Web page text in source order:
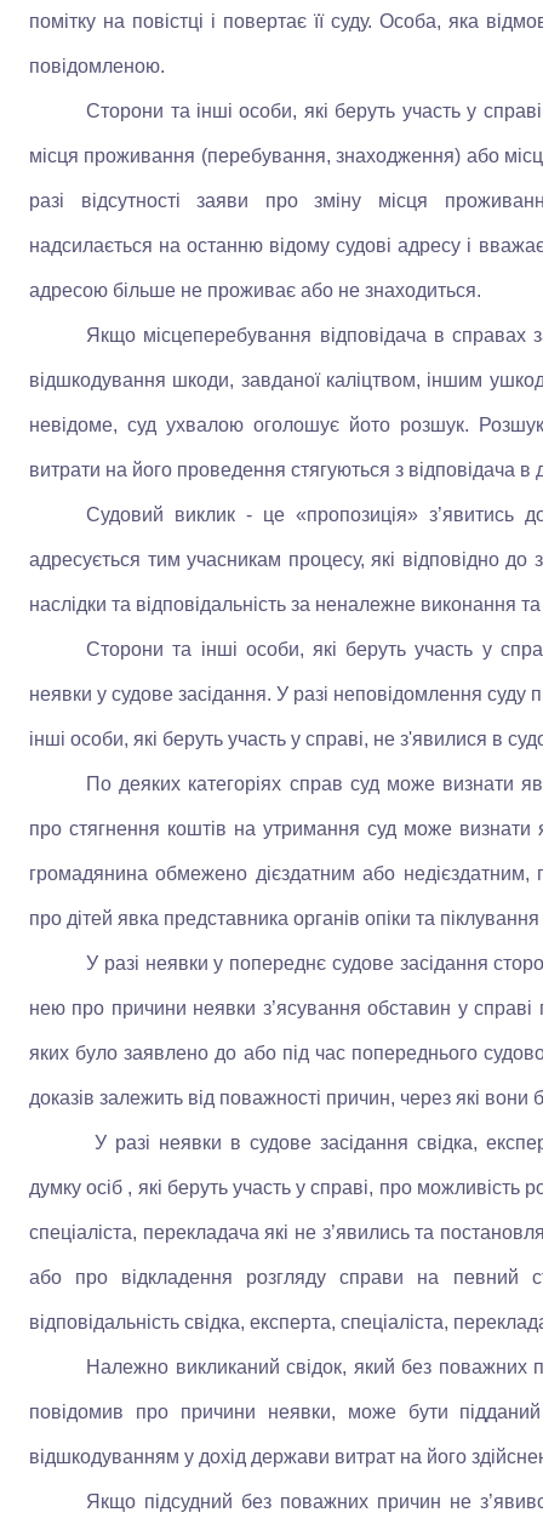
помітку на повістці і повертає її суду. Особа, яка
повідомленою.
Сторони та інші особи, які беруть участь у
місця проживання (перебування, знаходження) або
разі відсутності заяви про зміну місця
надсилається на останню відому судові адресу і
адресою більше не проживає або не знаходиться.
Якщо місцеперебування відповідача в справах
відшкодування шкоди, завданої каліцтвом, іншим
невідоме, суд ухвалою оголошує йото розшук.
витрати на його проведення стягуються з відповідача
Судовий виклик - це «пропозиція» з’явитись
адресується тим учасникам процесу, які відповідно до
наслідки та відповідальність за неналежне виконання
Сторони та інші особи, які беруть участь у
неявки у судове засідання. У разі неповідомлення
інші особи, які беруть участь у справі, не з'явилися в
По деяких категоріях справ суд може визнати
про стягнення коштів на утримання суд може визнати
громадянина обмежено дієздатним або недієздатним,
про дітей явка представника органів опіки та
У разі неявки у попереднє судове засідання
нею про причини неявки з’ясування обставин у справі
яких було заявлено до або під час попереднього
доказів залежить від поважності причин, через які вони
У разі неявки в судове засідання свідка,
думку осіб , які беруть участь у справі, про можливість
спеціаліста, перекладача які не з’явились та
або про відкладення розгляду справи на певний
відповідальність свідка, експерта, спеціаліста,
Належно викликаний свідок, який без поважних
повідомив про причини неявки, може бути
відшкодуванням у дохід держави витрат на його
Якщо підсудний без поважних причин не